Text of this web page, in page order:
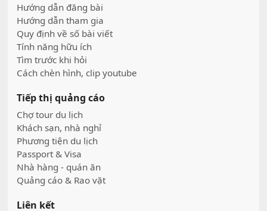
Hướng dẫn đăng bài
Hướng dẫn tham gia
Quy định về số bài viết
Tính năng hữu ích
Tìm trước khi hỏi
Cách chèn hình, clip youtube
Tiếp thị quảng cáo
Chợ tour du lịch
Khách sạn, nhà nghỉ
Phương tiện du lịch
Passport & Visa
Nhà hàng - quán ăn
Quảng cáo & Rao vặt
Liên kết